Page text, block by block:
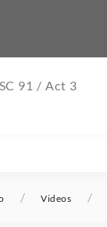
91 / Act 3
/ Videos /